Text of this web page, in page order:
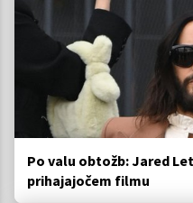
Po valu obtožb: Jared
prihajajočem filmu